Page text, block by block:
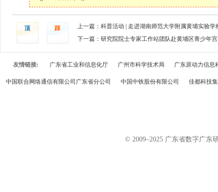
顶 踩
上一篇：科普活动 | 走进湖南师范大学附属黄埔实验学
下一篇：研究院院士专家工作站团队赴黄埔区青少年
友情链接: 广东省工业和信息化厅 广州市科学技术局 广东原动力信息
中国联合网络通信有限公司广东省分公司 中国中铁股份有限公司 佳都科技
© 2009–2025 广东省数字广东